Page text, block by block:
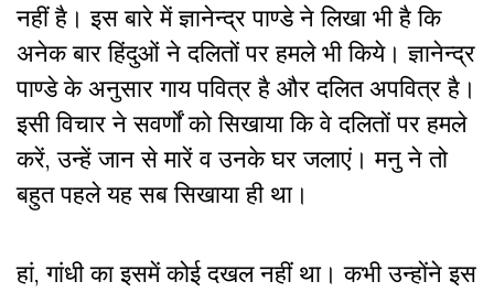
नहीं है। इस बारे में ज्ञानेन्द्र पाण्डे ने लिखा भी है कि
अनेक बार हिंदुओं ने दलितों पर हमले भी किये। ज्ञानेन्द्र
पाण्डे के अनुसार गाय पवित्र है और दलित अपवित्र है।
इसी विचार ने सवर्णों को सिखाया कि वे दलितों पर हमले
करें, उन्हें जान से मारें व उनके घर जलाएं। मनु ने तो
बहुत पहले यह सब सिखाया ही था।
हां, गांधी का इसमें कोई दखल नहीं था। कभी उन्होंने इस